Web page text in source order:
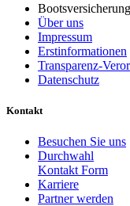
Über uns
Impressum
Erstinformationen
Transparenz-
Datenschutz
Kontakt
Besuchen Sie uns
Durchwahl
Kontakt Form
Karriere
Partner werden